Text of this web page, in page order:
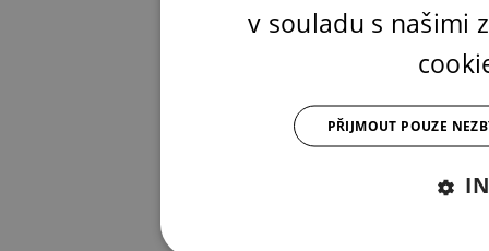
v souladu s našimi
PŘIJMOUT POUZE